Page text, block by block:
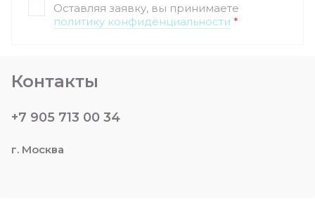
Контакты
+7 905 713 00 34
г. Москва
Оставляя заявку, вы принимаете
политику конфиденциальности *